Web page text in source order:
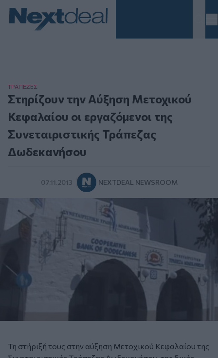
ΤΡAΠΕΖΕΣ
Στηρίζουν την Αύξηση Μετοχικού
Κεφαλαίου οι εργαζόμενοι της
Συνεταιριστικής Τράπεζας
Δωδεκανήσου
07.11.2013 NEXTDEAL NEWSROOM
Τη στήριξή τους στην αύξηση Μετοχικού Κεφαλαίου της